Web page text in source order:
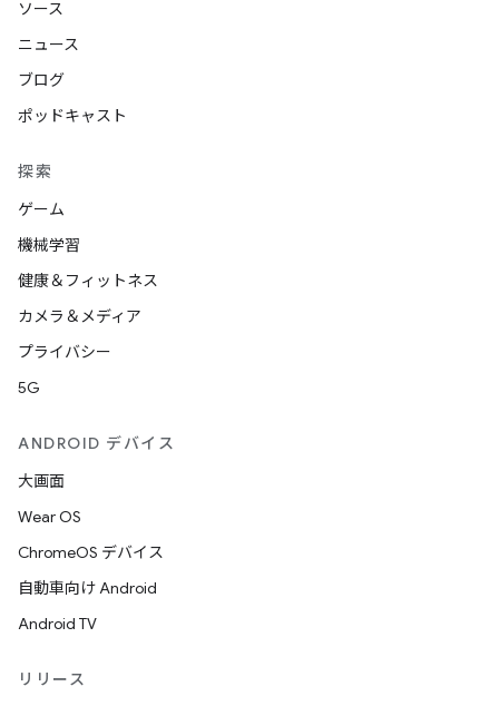
ソース
ニュース
ブログ
ポッドキャスト
探索
ゲーム
機械学習
健康＆フィットネス
カメラ＆メディア
プライバシー
5G
ANDROID デバイス
大画面
Wear OS
ChromeOS デバイス
自動車向け Android
Android TV
リリース